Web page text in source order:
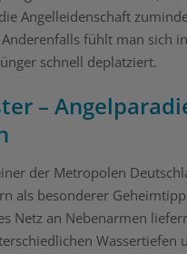
Angelleidenschaft
fühlt man sich
schnell deplatziert.
–
der Metropolen
als besonderer
Netz an Nebenarmen
Wassertiefen